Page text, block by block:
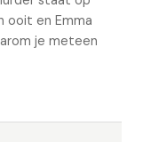
ooit en Emma
je meteen